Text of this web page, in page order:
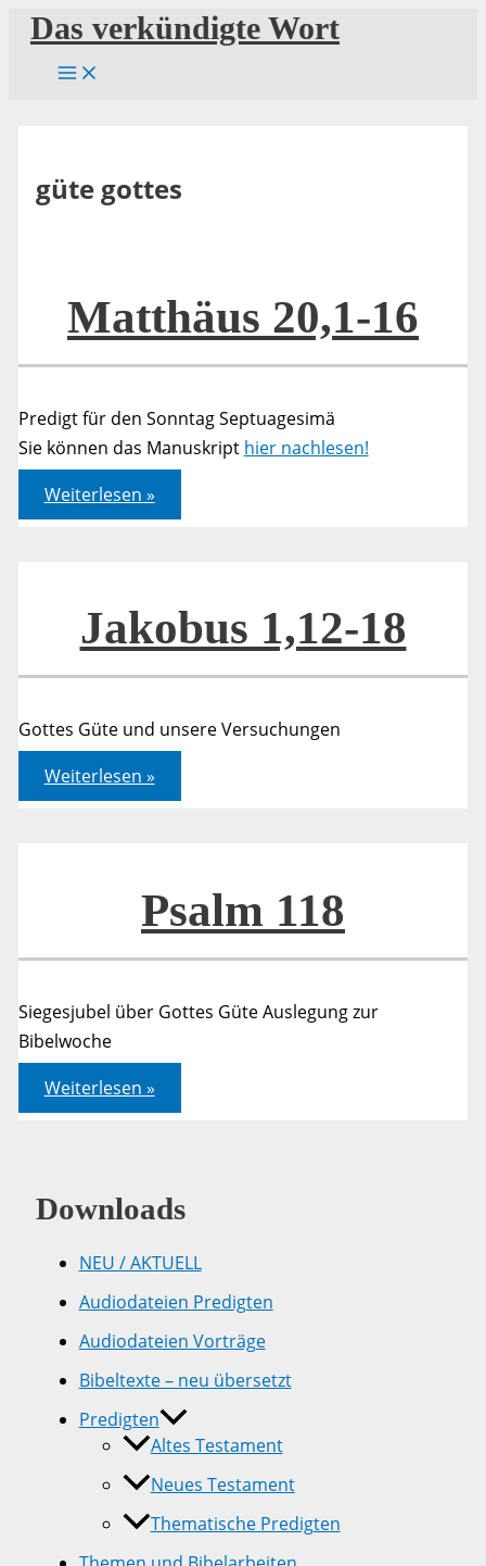
Zum
Inhalt
springen
Das verkündigte Wort
güte gottes
Matthäus 20,1-16
Predigt für den Sonntag Septuagesimä
Sie können das Manuskript hier nachlesen!
Matthäus
20,1-
16
Weiterlesen »
Jakobus 1,12-18
Gottes Güte und unsere Versuchungen
Jakobus
1,12-
18
Weiterlesen »
Psalm 118
Siegesjubel über Gottes Güte Auslegung zur
Bibelwoche
Psalm
118
Weiterlesen »
Downloads
NEU / AKTUELL
Audiodateien Predigten
Audiodateien Vorträge
Bibeltexte – neu übersetzt
Predigten
Altes Testament
Neues Testament
Thematische Predigten